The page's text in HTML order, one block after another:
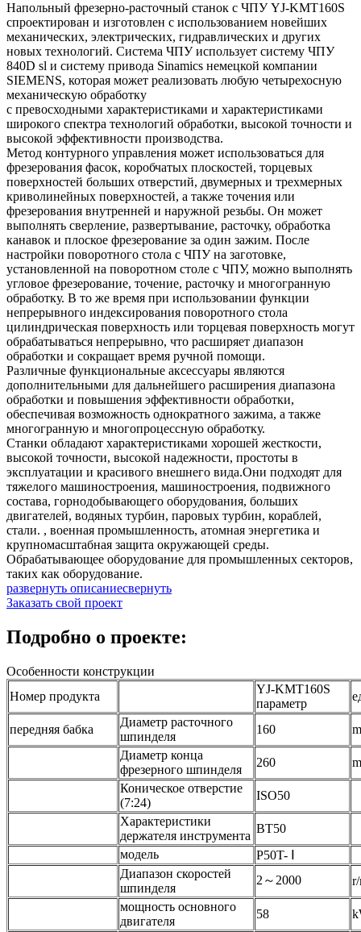
Напольный фрезерно-расточный станок с ЧПУ YJ-KMT160S
спроектирован и изготовлен с использованием новейших
механических, электрических, гидравлических и других
новых технологий. Система ЧПУ использует систему ЧПУ
840D sl и систему привода Sinamics немецкой компании
SIEMENS, которая может реализовать любую четырехосную
механическую обработку
с превосходными характеристиками и характеристиками
широкого спектра технологий обработки, высокой точности и
высокой эффективности производства.
Метод контурного управления может использоваться для
фрезерования фасок, коробчатых плоскостей, торцевых
поверхностей больших отверстий, двумерных и трехмерных
криволинейных поверхностей, а также точения или
фрезерования внутренней и наружной резьбы. Он может
выполнять сверление, развертывание, расточку, обработка
канавок и плоское фрезерование за один зажим. После
настройки поворотного стола с ЧПУ на заготовке,
установленной на поворотном столе с ЧПУ, можно выполнять
угловое фрезерование, точение, расточку и многогранную
обработку. В то же время при использовании функции
непрерывного индексирования поворотного стола
цилиндрическая поверхность или торцевая поверхность могут
обрабатываться непрерывно, что расширяет диапазон
обработки и сокращает время ручной помощи.
Различные функциональные аксессуары являются
дополнительными для дальнейшего расширения диапазона
обработки и повышения эффективности обработки,
обеспечивая возможность однократного зажима, а также
многогранную и многопроцессную обработку.
Станки обладают характеристиками хорошей жесткости,
высокой точности, высокой надежности, простоты в
эксплуатации и красивого внешнего вида.Они подходят для
тяжелого машиностроения, машиностроения, подвижного
состава, горнодобывающего оборудования, больших
двигателей, водяных турбин, паровых турбин, кораблей,
стали. , военная промышленность, атомная энергетика и
крупномасштабная защита окружающей среды.
Обрабатывающее оборудование для промышленных секторов,
таких как оборудование.
развернуть описаниесвернуть
Заказать свой проект
Подробно о проекте:
Особенности конструкции
Номер продукта
YJ-KMT160S
параметр
передняя бабка
Диаметр расточного
шпинделя
160
Диаметр конца
фрезерного шпинделя
260
Коническое отверстие
(7:24)
ISO50
Характеристики
держателя инструмента
BT50
модель
P50T- Ⅰ
Диапазон скоростей
шпинделя
2～2000
мощность основного
двигателя
58